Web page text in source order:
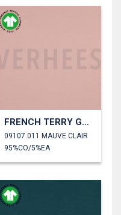
FRENCH TERRY GOTS
09107.011 MAUVE CLAIR
95%CO/5%EA